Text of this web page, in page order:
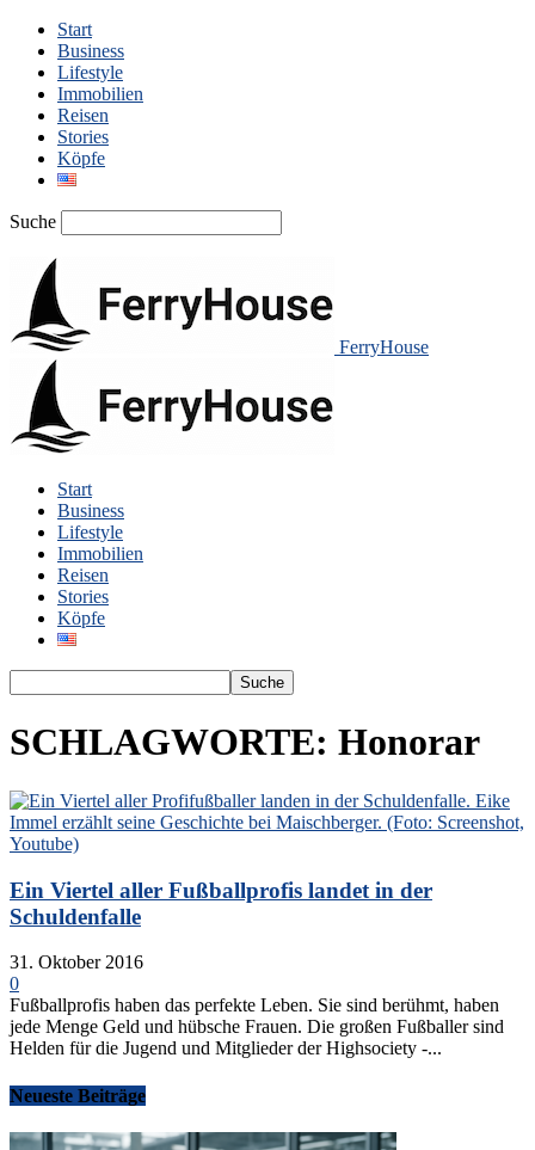
Start
Business
Lifestyle
Immobilien
Reisen
Stories
Köpfe
Suche
FerryHouse
Start
Business
Lifestyle
Immobilien
Reisen
Stories
Köpfe
SCHLAGWORTE: Honorar
Ein Viertel aller Fußballprofis landet in der
Schuldenfalle
31. Oktober 2016
0
Fußballprofis haben das perfekte Leben. Sie sind berühmt, haben
jede Menge Geld und hübsche Frauen. Die großen Fußballer sind
Helden für die Jugend und Mitglieder der Highsociety -...
Neueste Beiträge